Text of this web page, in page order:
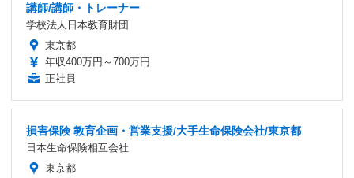
講師/講師・トレーナー
学校法人日本教育財団
東京都
年収400万円～700万円
正社員
損害保険 教育企画・営業支援/大手生命保険会社/東京都
日本生命保険相互会社
東京都